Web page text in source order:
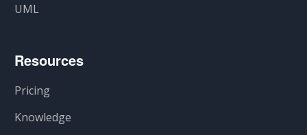
UML
Resources
Pricing
Knowledge